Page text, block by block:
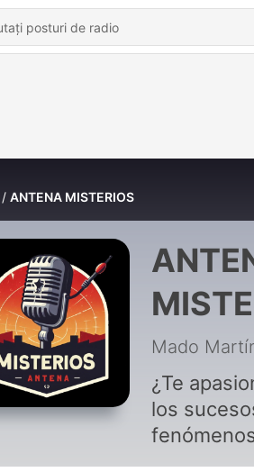
ANTENA MISTERIOS
Mado
¿Te
los